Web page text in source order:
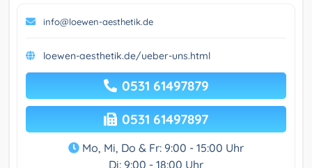
info@loewen-aesthetik.de
loewen-aesthetik.de/ueber-uns.html
0531 61497879
0531 61497897
Mo, Mi, Do & Fr: 9:00 - 15:00 Uhr
Di: 9:00 - 18:00 Uhr